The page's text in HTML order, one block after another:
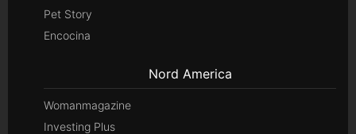
Pet Story
Encocina
Nord America
Womanmagazine
Investing Plus